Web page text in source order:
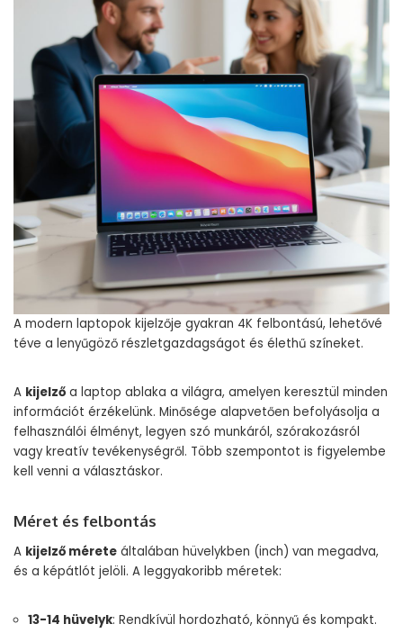
A modern laptopok kijelzője gyakran 4K felbontású, lehetővé
téve a lenyűgöző részletgazdagságot és élethű színeket.
A kijelző a laptop ablaka a világra, amelyen keresztül minden
információt érzékelünk. Minősége alapvetően befolyásolja a
felhasználói élményt, legyen szó munkáról, szórakozásról
vagy kreatív tevékenységről. Több szempontot is figyelembe
kell venni a választáskor.
Méret és felbontás
A kijelző mérete általában hüvelykben (inch) van megadva,
és a képátlót jelöli. A leggyakoribb méretek:
13-14 hüvelyk: Rendkívül hordozható, könnyű és kompakt.